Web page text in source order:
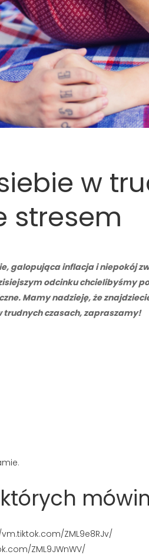
w
stresem
galopująca inflacja i niepokój
odcinku chcielibyśmy
Mamy nadzieję, że
trudnych czasach, zapraszamy!
.
ZML9e8RJv/
ZML9JWnWV/